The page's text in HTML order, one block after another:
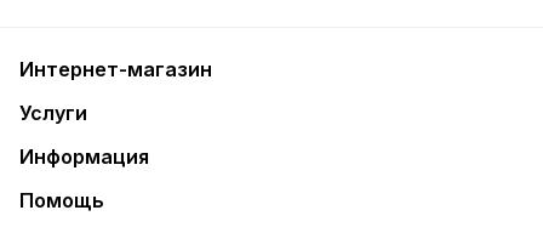
Интернет-магазин
Услуги
Информация
Помощь